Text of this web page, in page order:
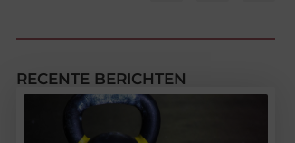
RECENTE BERICHTEN